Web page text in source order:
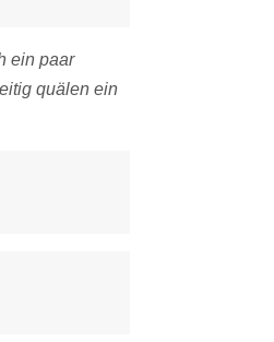
ein paar
quälen ein